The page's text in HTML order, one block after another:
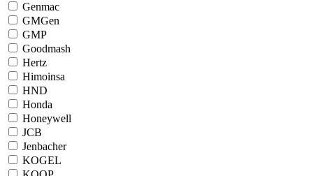
Genmac
GMGen
GMP
Goodmash
Hertz
Himoinsa
HND
Honda
Honeywell
JCB
Jenbacher
KOGEL